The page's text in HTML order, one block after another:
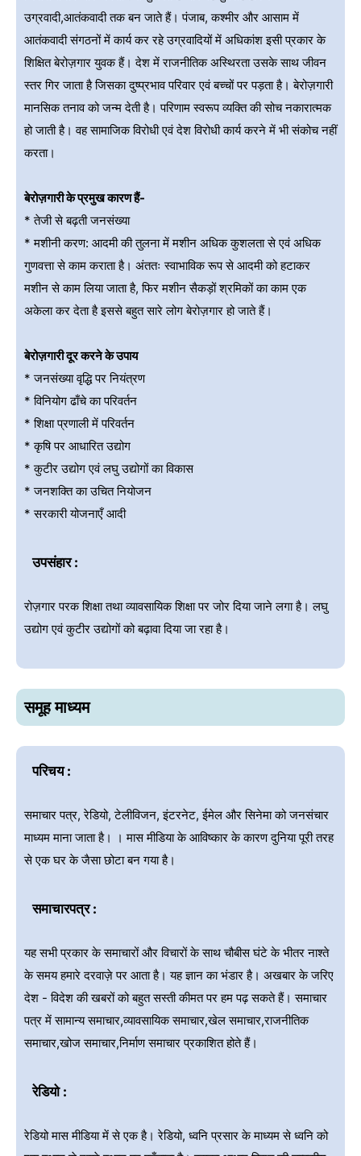
उग्रवादी,आतंकवादी तक बन जाते हैं। पंजाब, कश्मीर और आसाम में
आतंकवादी संगठनों में कार्य कर रहे उग्रवादियों में अधिकांश इसी प्रकार के
शिक्षित बेरोज़गार युवक हैं। देश में राजनीतिक अस्थिरता उसके साथ जीवन
स्तर गिर जाता है जिसका दुष्प्रभाव परिवार एवं बच्चों पर पड़ता है। बेरोज़गारी
मानसिक तनाव को जन्म देती है। परिणाम स्वरूप व्यक्ति की सोच नकारात्मक
हो जाती है। वह सामाजिक विरोधी एवं देश विरोधी कार्य करने में भी संकोच नहीं
करता।
बेरोज़गारी के प्रमुख कारण हैं-
* तेजी से बढ़ती जनसंख्या
* मशीनी करण: आदमी की तुलना में मशीन अधिक कुशलता से एवं अधिक
गुणवत्ता से काम कराता है। अंततः स्वाभाविक रूप से आदमी को हटाकर
मशीन से काम लिया जाता है, फिर मशीन सैकड़ों श्रमिकों का काम एक
अकेला कर देता है इससे बहुत सारे लोग बेरोज़गार हो जाते हैं।
बेरोज़गारी दूर करने के उपाय
* जनसंख्या वृद्धि पर नियंत्रण
* विनियोग ढाँचे का परिवर्तन
* शिक्षा प्रणाली में परिवर्तन
* कृषि पर आधारित उद्योग
* कुटीर उद्योग एवं लघु उद्योगों का विकास
* जनशक्ति का उचित नियोजन
* सरकारी योजनाएँ आदी
उपसंहार :
रोज़गार परक शिक्षा तथा व्यावसायिक शिक्षा पर जोर दिया जाने लगा है। लघु
उद्योग एवं कुटीर उद्योगों को बढ़ावा दिया जा रहा है।
समूह माध्यम
परिचय :
समाचार पत्र, रेडियो, टेलीविजन, इंटरनेट, ईमेल और सिनेमा को जनसंचार
माध्यम माना जाता है। । मास मीडिया के आविष्कार के कारण दुनिया पूरी तरह
से एक घर के जैसा छोटा बन गया है।
समाचारपत्र :
यह सभी प्रकार के समाचारों और विचारों के साथ चौबीस घंटे के भीतर नाश्ते
के समय हमारे दरवाज़े पर आता है। यह ज्ञान का भंडार है। अखबार के जरिए
देश - विदेश की खबरों को बहुत सस्ती कीमत पर हम पढ़ सकते हैं। समाचार
पत्र में सामान्य समाचार,व्यावसायिक समाचार,खेल समाचार,राजनीतिक
समाचार,खोज समाचार,निर्माण समाचार प्रकाशित होते हैं।
रेडियो :
रेडियो मास मीडिया में से एक है। रेडियो, ध्वनि प्रसार के माध्यम से ध्वनि को